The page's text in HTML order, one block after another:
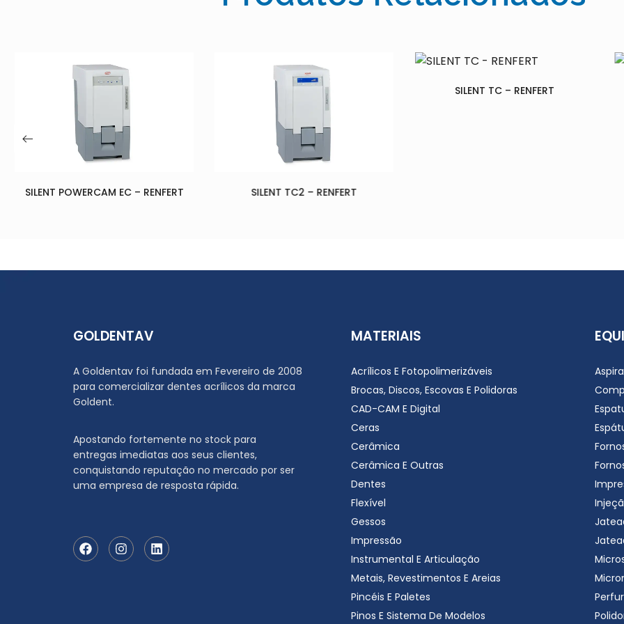
SILENT TC2 – RENFERT
SILENT TC – RENFERT IVAC COMPACT 2.0 –
GOLDENTAV
A Goldentav foi fundada em Fevereiro de 2008
para comercializar dentes acrílicos da marca
Goldent.
Apostando fortemente no stock para
entregas imediatas aos seus clientes,
conquistando reputação no mercado por ser
uma empresa de resposta rápida.
MATERIAIS
Acrílicos E Fotopolimerizáveis
Brocas, Discos, Escovas E Polidoras
CAD-CAM E Digital
Ceras
Cerâmica
Cerâmica E Outras
Dentes
Flexível
Gessos
Impressão
Instrumental E Articulação
Metais, Revestimentos E Areias
Pincéis E Paletes
Pinos E Sistema De Modelos